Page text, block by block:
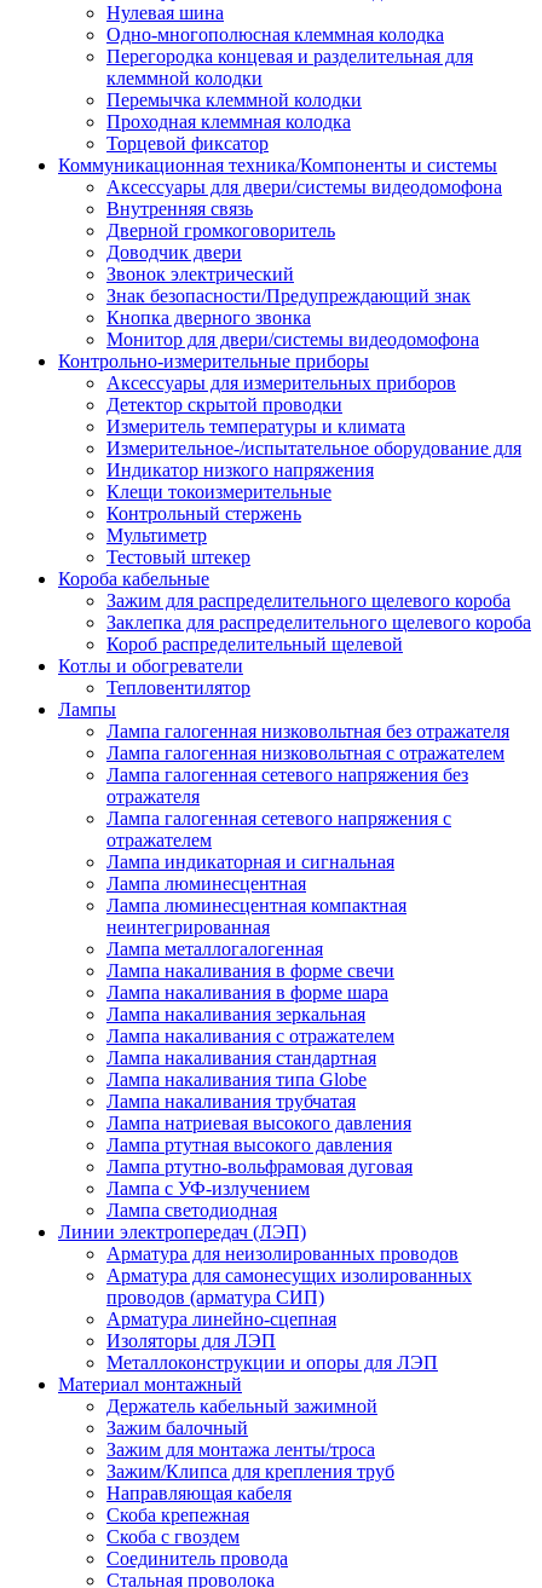
Нулевая шина
Одно-многополюсная клеммная колодка
Перегородка концевая и разделительная для
клеммной колодки
Перемычка клеммной колодки
Проходная клеммная колодка
Торцевой фиксатор
Коммуникационная техника/Компоненты и системы
Аксессуары для двери/системы видеодомофона
Внутренняя связь
Дверной громкоговоритель
Доводчик двери
Звонок электрический
Знак безопасности/Предупреждающий знак
Кнопка дверного звонка
Монитор для двери/системы видеодомофона
Контрольно-измерительные приборы
Аксессуары для измерительных приборов
Детектор скрытой проводки
Измеритель температуры и климата
Измерительное-/испытательное оборудование для
Индикатор низкого напряжения
Клещи токоизмерительные
Контрольный стержень
Мультиметр
Тестовый штекер
Короба кабельные
Зажим для распределительного щелевого короба
Заклепка для распределительного щелевого короба
Короб распределительный щелевой
Котлы и обогреватели
Тепловентилятор
Лампы
Лампа галогенная низковольтная без отражателя
Лампа галогенная низковольтная с отражателем
Лампа галогенная сетевого напряжения без
отражателя
Лампа галогенная сетевого напряжения с
отражателем
Лампа индикаторная и сигнальная
Лампа люминесцентная
Лампа люминесцентная компактная
неинтегрированная
Лампа металлогалогенная
Лампа накаливания в форме свечи
Лампа накаливания в форме шара
Лампа накаливания зеркальная
Лампа накаливания с отражателем
Лампа накаливания стандартная
Лампа накаливания типа Globe
Лампа накаливания трубчатая
Лампа натриевая высокого давления
Лампа ртутная высокого давления
Лампа ртутно-вольфрамовая дуговая
Лампа с УФ-излучением
Лампа светодиодная
Линии электропередач (ЛЭП)
Арматура для неизолированных проводов
Арматура для самонесущих изолированных
проводов (арматура СИП)
Арматура линейно-сцепная
Изоляторы для ЛЭП
Металлоконструкции и опоры для ЛЭП
Материал монтажный
Держатель кабельный зажимной
Зажим балочный
Зажим для монтажа ленты/троса
Зажим/Клипса для крепления труб
Направляющая кабеля
Скоба крепежная
Скоба с гвоздем
Соединитель провода
Стальная проволока